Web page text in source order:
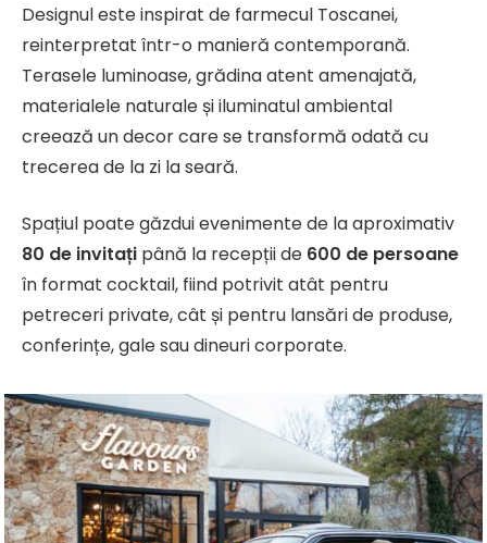
Designul este inspirat de farmecul Toscanei,
reinterpretat într-o manieră contemporană.
Terasele luminoase, grădina atent amenajată,
materialele naturale și iluminatul ambiental
creează un decor care se transformă odată cu
trecerea de la zi la seară.
Spațiul poate găzdui evenimente de la aproximativ
80 de invitați până la recepții de 600 de persoane
în format cocktail, fiind potrivit atât pentru
petreceri private, cât și pentru lansări de produse,
conferințe, gale sau dineuri corporate.